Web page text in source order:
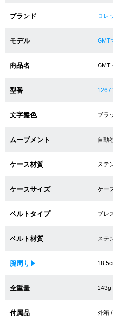
買取・下取り
買取・下取りはこちら
買取専門サロン
買取ご成約者様限定5万円クー
75%以上保証！中古商品高価買
オーバーホールについて
外装仕上げについて
電池交換について
ブランド ロレ
モデル GMT
商品名 GMT
型番
文字盤色 ブラ
ムーブメント 自動
ケース材質 ステ
ケースサイズ ケー
ベルトタイプ ブレ
ベルト材質 ステ
腕周り
全重量 143g
付属品 外箱